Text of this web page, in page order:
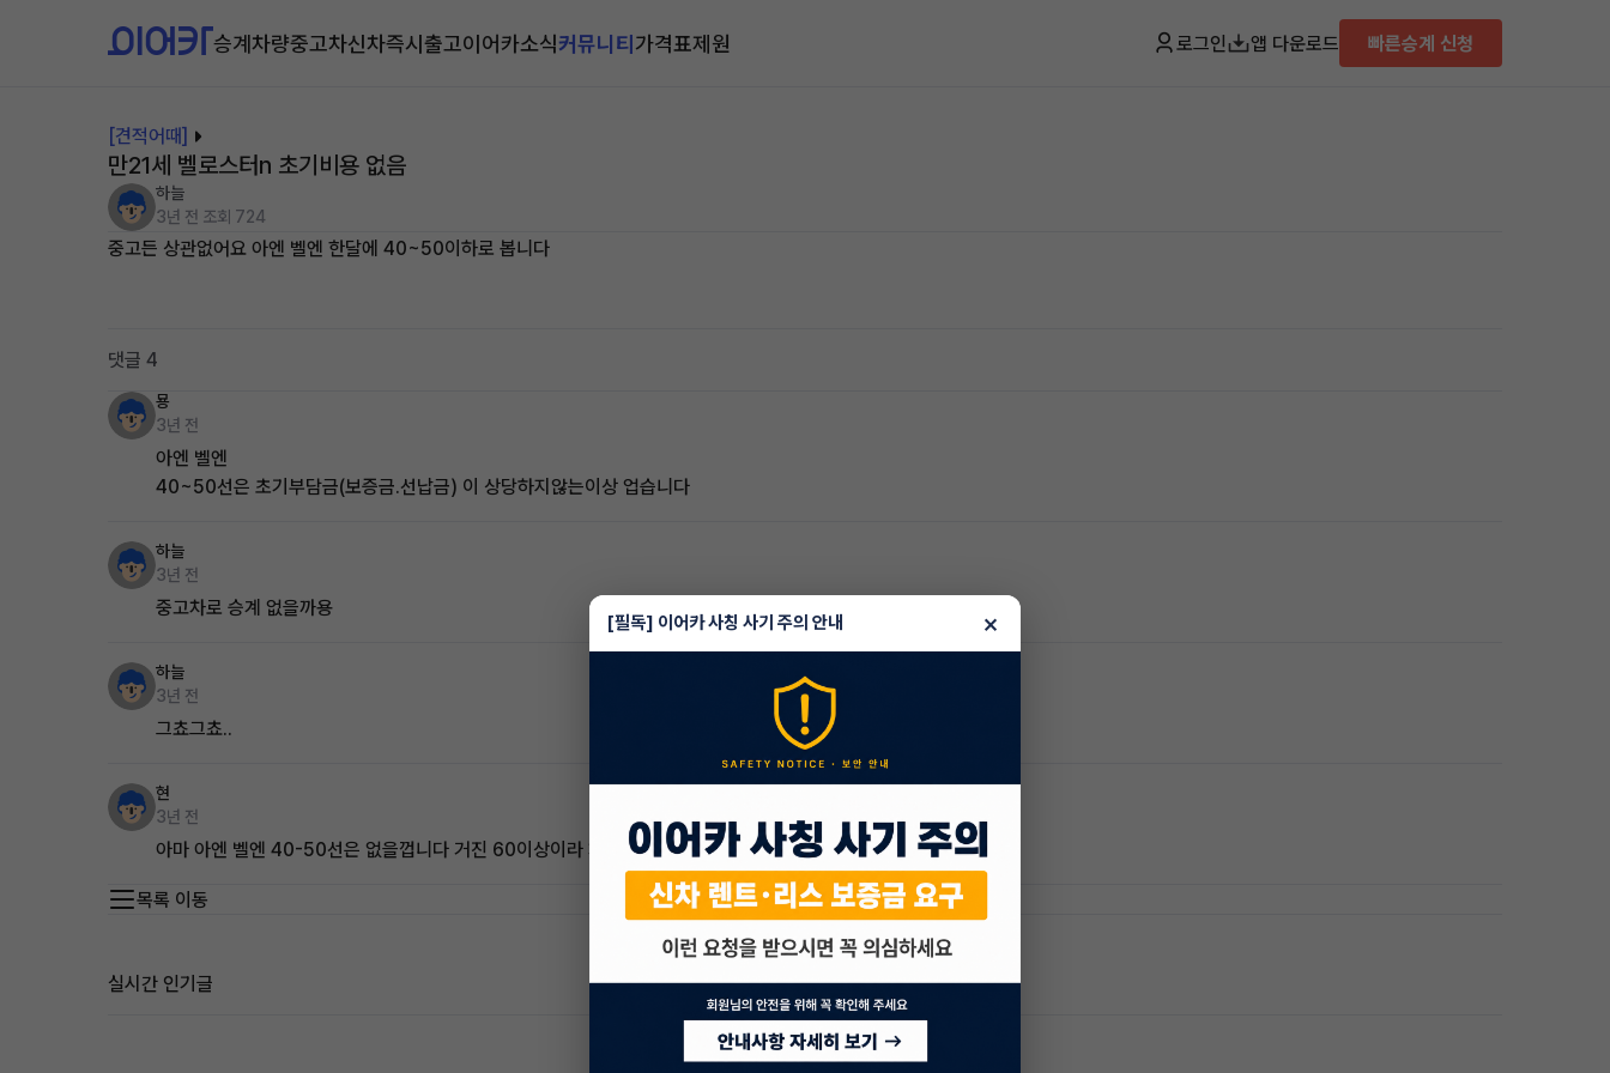
승계차량중고차신차즉시출고이어카소식커뮤니티가격표제원 로그인 앱 다운로드 빠른승계 신청
[견적어때]
만21세 벨로스터n 초기비용 없음
하늘
3년 전 조회 724
중고든 상관없어요 아엔 벨엔 한달에 40~50이하로 봅니다
댓글 4
묭
3년 전
아엔 벨엔
40~50선은 초기부담금(보증금.선납금) 이 상당하지않는이상 업습니다
하늘
3년 전
중고차로 승계 없을까용
하늘
3년 전
그쵸그쵸..
현
3년 전
아마 아엔 벨엔 40-50선은 없을껍니다 거진 60이상이라 차값이있어서
목록 이동
실시간 인기글
[필독] 이어카 사칭 사기 주의 안내 ×